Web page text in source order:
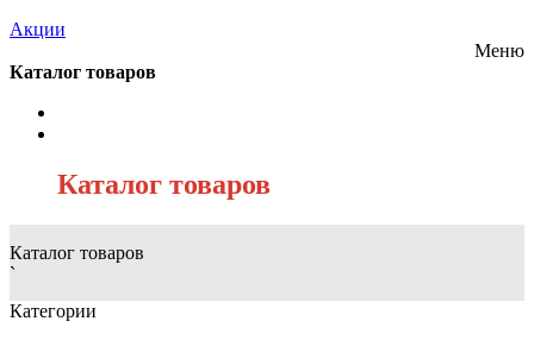
Акции
Меню
Каталог товаров
Каталог товаров
Каталог товаров
`
Категории